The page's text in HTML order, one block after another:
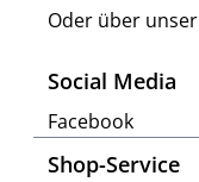
Oder über unser
Social Media
Facebook
Shop-Service